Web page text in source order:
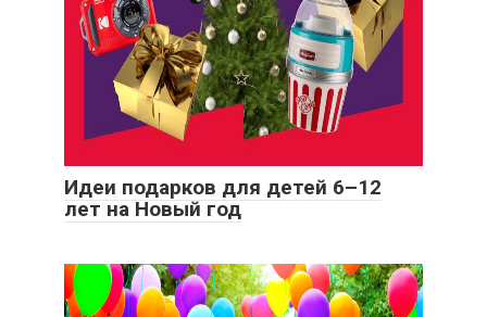
Идеи подарков для детей 6–12
лет на Новый год